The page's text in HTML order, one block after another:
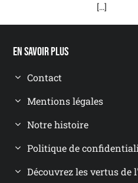
[...]
En savoir plus
Contact
Mentions légales
Notre histoire
Politique de
Découvrez les vertus de